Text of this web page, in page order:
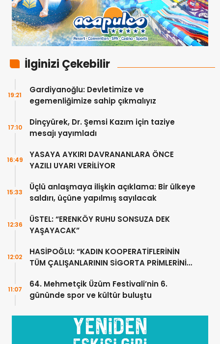
İlginizi Çekebilir
Gardiyanoğlu: Devletimize ve
egemenliğimize sahip çıkmalıyız
19:21
Dinçyürek, Dr. Şemsi Kazım için taziye
mesajı yayımladı
17:10
YASAYA AYKIRI DAVRANANLARA ÖNCE
YAZILI UYARI VERİLİYOR
16:49
Üçlü anlaşmaya ilişkin açıklama: Bir ülkeye
saldırı, üçüne yapılmış sayılacak
15:33
ÜSTEL: “ERENKÖY RUHU SONSUZA DEK
YAŞAYACAK”
12:36
HASİPOĞLU: “KADIN KOOPERATİFLERİNİN
TÜM ÇALIŞANLARININ SİGORTA PRİMLERİNİ
12:02
64. Mehmetçik Üzüm Festivali’nin 6.
gününde spor ve kültür buluştu
11:07